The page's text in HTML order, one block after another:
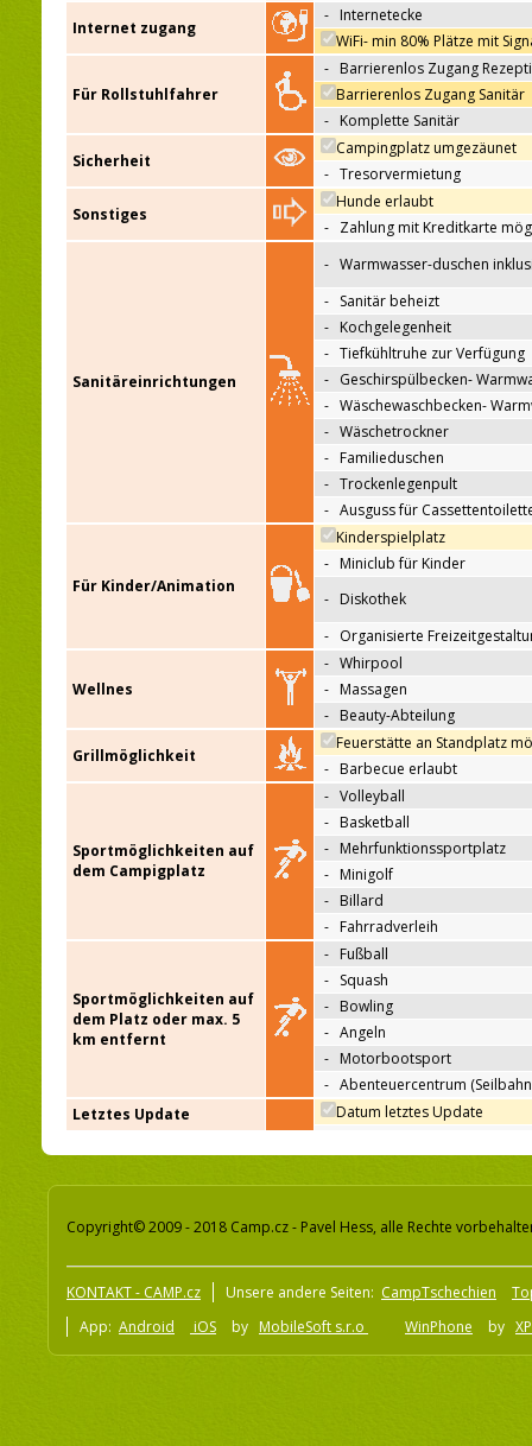
Internet zugang
- Internetecke
WiFi- min 80% Plätze mit
Für Rollstuhlfahrer
- Barrierenlos Zugang
Barrierenlos Zugang Sanitär
- Komplette Sanitär
Sicherheit
Campingplatz umgezäunet
- Tresorvermietung
Sonstiges
Hunde erlaubt
- Zahlung mit Kreditkarte
Sanitäreinrichtungen
- Warmwasser-duschen
- Sanitär beheizt
- Kochgelegenheit
- Tiefkühltruhe zur Verfügung
- Geschirspülbecken-
- Wäschewaschbecken-
- Wäschetrockner
- Familieduschen
- Trockenlegenpult
- Ausguss für
Für Kinder/Animation
Kinderspielplatz
- Miniclub für Kinder
- Diskothek
- Organisierte
Wellnes
- Whirpool
- Massagen
- Beauty-Abteilung
Grillmöglichkeit
Feuerstätte an Standplatz
- Barbecue erlaubt
Sportmöglichkeiten auf
dem Campigplatz
- Volleyball
- Basketball
- Mehrfunktionssportplatz
- Minigolf
- Billard
- Fahrradverleih
Sportmöglichkeiten auf
dem Platz oder max. 5
km entfernt
- Fußball
- Squash
- Bowling
- Angeln
- Motorbootsport
- Abenteuercentrum
Letztes Update
Datum letztes Update
Copyright© 2009 - 2018 Camp.cz - Pavel Hess, alle Rechte
KONTAKT - CAMP.cz Unsere andere Seiten: CampTschechien
App: Android iOS by MobileSoft s.r.o WinPhone by